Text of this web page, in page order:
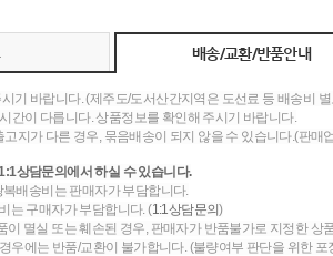
배송/교환/반품안내
기 바랍니다. (제주도/도서산간지역은 도선료 등 배송비
간이 다릅니다. 상품정보를 확인해 주시기 바랍니다.
고지가 다른 경우, 묶음배송이 되지 않을 수 있습니다.(판
상담문의에서 하실 수 있습니다.
배송비는 판매자가 부담합니다.
는 구매자가 부담합니다. (1:1상담문의)
이 멸실 또는 훼손된 경우, 판매자가 반품불가로 지정한 상
우에는 반품/교환이 불가합니다. (불량여부 판단을 위한